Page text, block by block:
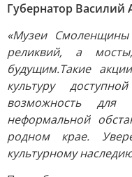
Губернатор Василий
«Музеи
реликвий, а
будущим.Такие
культуру
возможность для
неформальной
родном крае.
культурному